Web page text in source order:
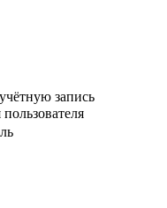
запись